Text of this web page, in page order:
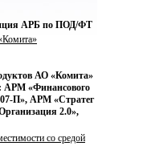
АРБ по ПОД/ФТ
АО «Комита»
АРМ «Финансового
П», АРМ «Стратег
2.0»,
со средой